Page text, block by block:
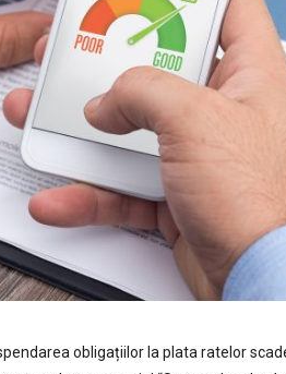
obligațiilor la plata ratelor